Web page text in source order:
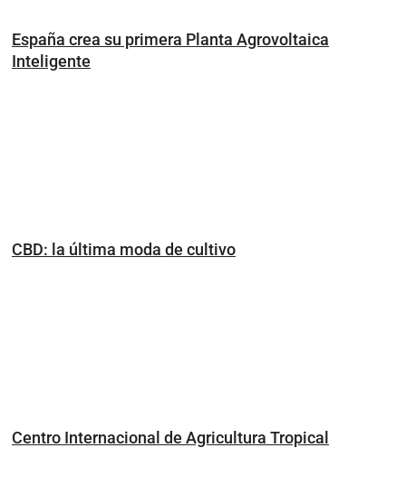
España crea su primera Planta Agrovoltaica
Inteligente
CBD: la última moda de cultivo
Centro Internacional de Agricultura Tropical